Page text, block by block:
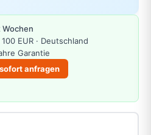
Wochen
EUR · Deutschland
Garantie
anfragen